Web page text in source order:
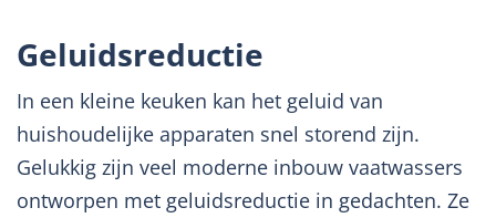
Geluidsreductie
In een kleine keuken kan het geluid van
huishoudelijke apparaten snel storend zijn.
Gelukkig zijn veel moderne inbouw vaatwassers
ontworpen met geluidsreductie in gedachten. Ze